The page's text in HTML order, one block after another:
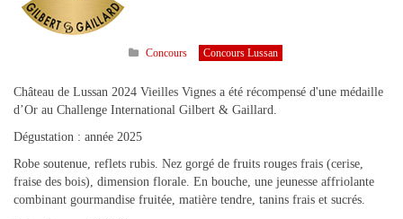
Concours Concours Lussan
Château de Lussan 2024 Vieilles Vignes a été récompensé d'une médaille
d’Or au Challenge International Gilbert & Gaillard.
Dégustation : année 2025
Robe soutenue, reflets rubis. Nez gorgé de fruits rouges frais (cerise,
fraise des bois), dimension florale. En bouche, une jeunesse affriolante
combinant gourmandise fruitée, matière tendre, tanins frais et sucrés.